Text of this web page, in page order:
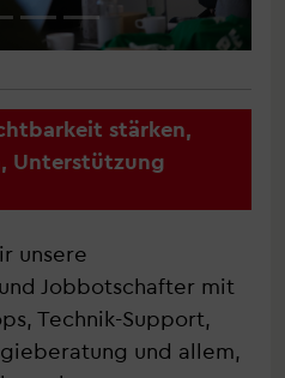
stärken,
Unterstützung
unsere
Jobbotschafter mit
Technik-Support,
und allem,